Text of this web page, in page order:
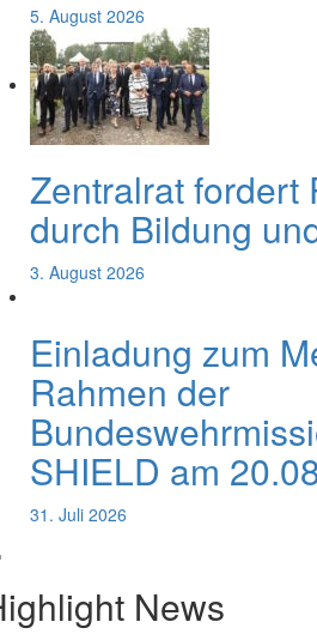
5. August 2026
Zentralrat fordert
durch Bildung
3. August 2026
Einladung zum
Rahmen der
SHIELD am
31. Juli 2026
News